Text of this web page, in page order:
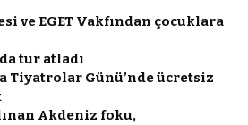
ve EGET Vakfından çocuklara
tur atladı
Tiyatrolar Günü’nde ücretsiz
Akdeniz foku,